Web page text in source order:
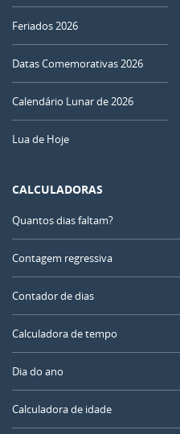
Feriados 2026
Datas Comemorativas 2026
Calendário Lunar de 2026
Lua de Hoje
CALCULADORAS
Quantos dias faltam?
Contagem regressiva
Contador de dias
Calculadora de tempo
Dia do ano
Calculadora de idade